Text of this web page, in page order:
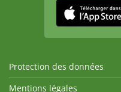
Protection des données
Mentions légales